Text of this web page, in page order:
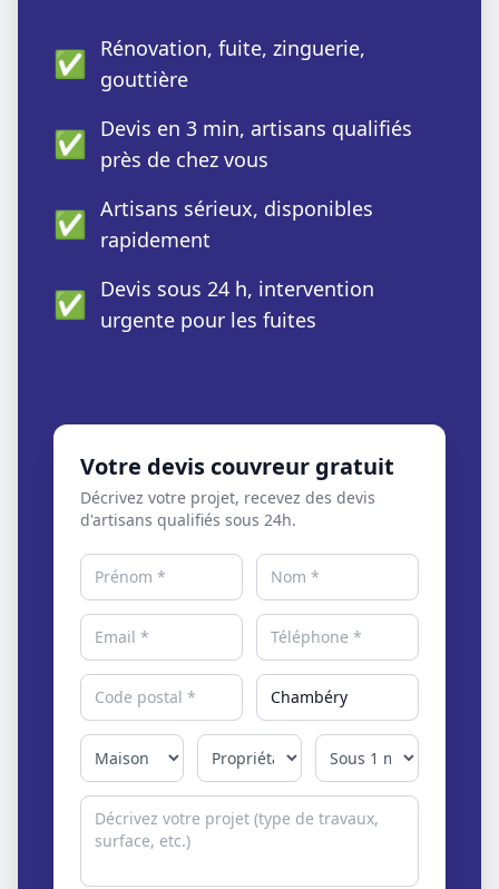
✅ Rénovation, fuite, zinguerie,
gouttière
✅ Devis en 3 min, artisans qualifiés
près de chez vous
✅ Artisans sérieux, disponibles
rapidement
✅ Devis sous 24 h, intervention
urgente pour les fuites
Votre devis couvreur gratuit
Décrivez votre projet, recevez des devis
d'artisans qualifiés sous 24h.